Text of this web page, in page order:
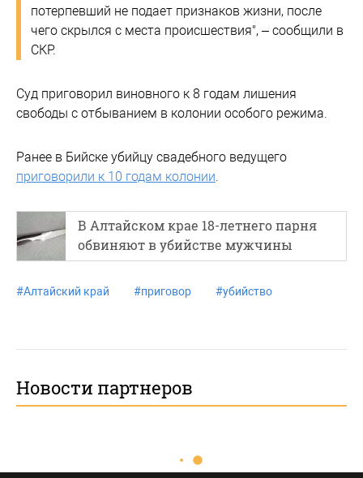
потерпевший не подает признаков жизни, после
чего скрылся с места происшествия", – сообщили в
СКР.
Суд приговорил виновного к 8 годам лишения
свободы с отбыванием в колонии особого режима.
Ранее в Бийске убийцу свадебного ведущего
приговорили к 10 годам колонии
В Алтайском крае 18-летнего парня
обвиняют в убийстве мужчины
#Алтайский край #приговор #убийство
Новости партнеров